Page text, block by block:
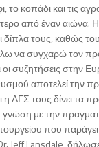
κοπάδι και τις
από έναν αιώνα.
δίπλα τους, καθώς
να συγχαρώ τον
συζητήσεις στην
αποτελεί την
η ΑΓΣ τους δίνει
γνώση με την
που